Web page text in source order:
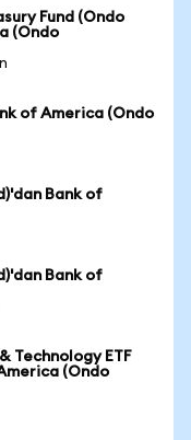
Fund (Ondo
(Ondo
of America (Ondo
Bank of
Bank of
Technology ETF
(Ondo